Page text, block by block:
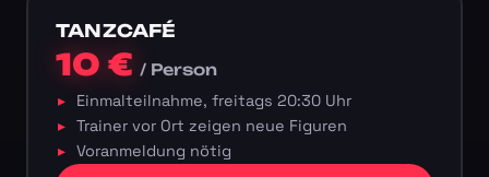
TANZCAFÉ
10 €/ Person
Einmalteilnahme, freitags 20:30 Uhr
Trainer vor Ort zeigen neue Figuren
Voranmeldung nötig